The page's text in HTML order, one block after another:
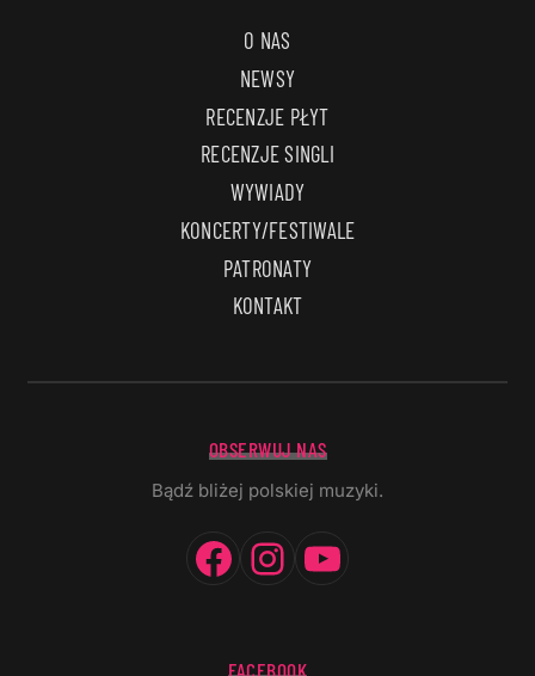
O NAS
NEWSY
RECENZJE PŁYT
RECENZJE SINGLI
WYWIADY
KONCERTY/FESTIWALE
PATRONATY
KONTAKT
OBSERWUJ NAS
Bądź bliżej polskiej muzyki.
Facebook
Instagram
FACEBOOK